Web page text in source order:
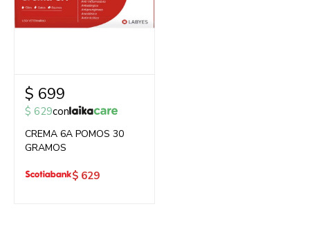
$ 699
$ 629con
CREMA 6A POMOS 30
GRAMOS
$ 629